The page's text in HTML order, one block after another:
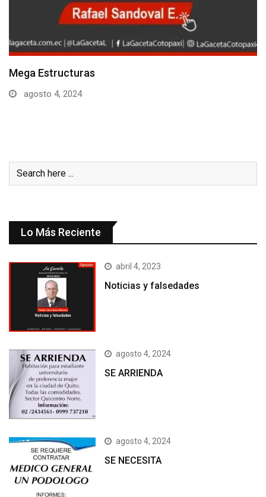
MEDALLA DE ORO PARA ECUADOR
agosto 4, 2024
Lo Más Reciente
abril 4, 2023
Noticias y falsedades
agosto 4, 2024
SE ARRIENDA
agosto 4, 2024
SE NECESITA